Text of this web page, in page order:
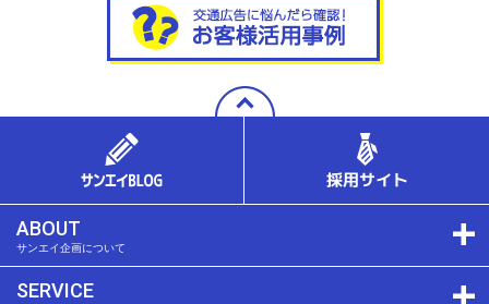
ABOUT
サンエイ企画について
SERVICE